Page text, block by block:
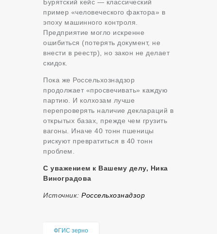
Бурятский кейс — классический
пример «человеческого фактора» в
эпоху машинного контроля.
Предприятие могло искренне
ошибиться (потерять документ, не
внести в реестр), но закон не делает
скидок.
Пока же Россельхознадзор
продолжает «просвечивать» каждую
партию. И колхозам лучше
перепроверять наличие деклараций в
открытых базах, прежде чем грузить
вагоны. Иначе 40 тонн пшеницы
рискуют превратиться в 40 тонн
проблем.
С уважением к Вашему делу, Ника
Виноградова
Источник: Россельхознадзор
ФГИС зерно